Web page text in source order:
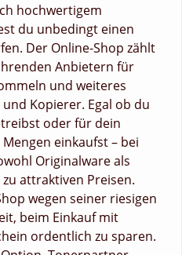
hochwertigem
du unbedingt einen
Der Online-Shop zählt
Anbietern für
und weiteres
Kopierer. Egal ob du
oder für dein
einkaufst – bei
Originalware als
attraktiven Preisen.
wegen seiner riesigen
beim Einkauf mit
ordentlich zu sparen.